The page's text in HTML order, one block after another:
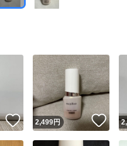
いいね！
2,499円 い